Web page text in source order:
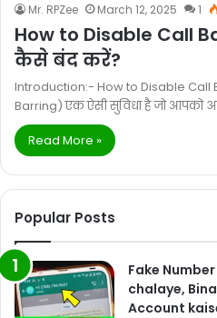
Mr. RPZee March 12, 2025 1
How to Disable Call
कैसे बंद करें?
Introduction:- How to Disable Call
Barring) एक ऐसी सुविधा है जो आपको
Read More »
Popular Posts
Fake
chalaye,
Account